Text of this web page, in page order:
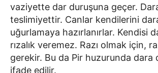
vaziyette dar duruşuna geçer.
teslimiyettir. Canlar kendilerini
uğurlamaya hazırlanırlar. Kendisi
rızalık veremez. Razı olmak için,
gerekir. Bu da Pir huzurunda dara
ifade edilir.